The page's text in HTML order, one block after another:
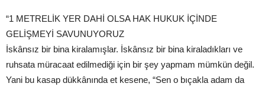
“1 METRELİK YER DAHİ OLSA HAK HUKUK İÇİNDE
GELİŞMEYİ SAVUNUYORUZ
İskânsız bir bina kiralamışlar. İskânsız bir bina kiraladıkları ve
ruhsata müracaat edilmediği için bir şey yapmam mümkün değil.
Yani bu kasap dükkânında et kesene, “Sen o bıçakla adam da